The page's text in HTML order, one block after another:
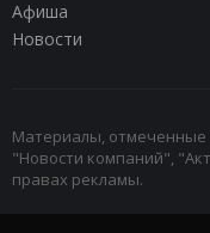
Афиша
Новости
Материалы, отмеченные
"Новости компаний",
правах рекламы.